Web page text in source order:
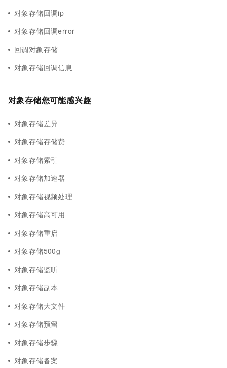
对象存储回调ip
对象存储回调error
回调对象存储
对象存储回调信息
对象存储您可能感兴趣
对象存储差异
对象存储存储费
对象存储索引
对象存储加速器
对象存储视频处理
对象存储高可用
对象存储重启
对象存储500g
对象存储监听
对象存储副本
对象存储大文件
对象存储预留
对象存储步骤
对象存储备案